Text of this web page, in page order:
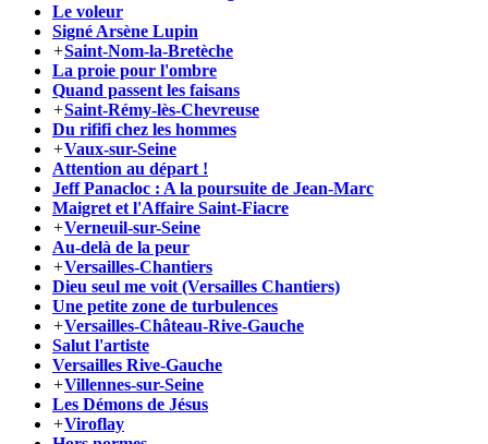
Le voleur
Signé Arsène Lupin
+Saint-Nom-la-Bretèche
La proie pour l'ombre
Quand passent les faisans
+Saint-Rémy-lès-Chevreuse
Du rififi chez les hommes
+Vaux-sur-Seine
Attention au départ !
Jeff Panacloc : A la poursuite de Jean-Marc
Maigret et l'Affaire Saint-Fiacre
+Verneuil-sur-Seine
Au-delà de la peur
+Versailles-Chantiers
Dieu seul me voit (Versailles Chantiers)
Une petite zone de turbulences
+Versailles-Château-Rive-Gauche
Salut l'artiste
Versailles Rive-Gauche
+Villennes-sur-Seine
Les Démons de Jésus
+Viroflay